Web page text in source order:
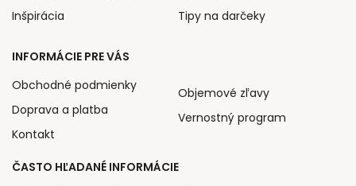
Inšpirácia
Tipy na darčeky
INFORMÁCIE PRE VÁS
Obchodné podmienky
Doprava a platba
Kontakt
Objemové zľavy
Vernostný program
ČASTO HĽADANÉ INFORMÁCIE